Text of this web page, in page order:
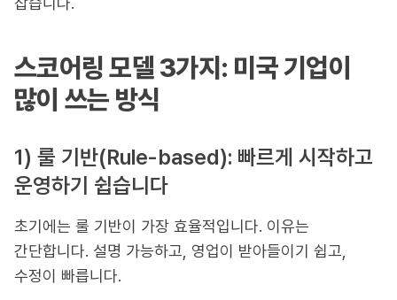
스코어링 모델 3가지: 미국 기업이
많이 쓰는 방식
1) 룰 기반(Rule-based): 빠르게 시작하고
운영하기 쉽습니다
초기에는 룰 기반이 가장 효율적입니다. 이유는
간단합니다. 설명 가능하고, 영업이 받아들이기 쉽고,
수정이 빠릅니다.